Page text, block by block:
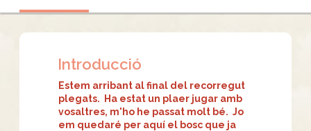
Introducció
Estem arribant al final del recorregut
plegats. Ha estat un plaer jugar amb
vosaltres, m'ho he passat molt bé. Jo
em quedaré per aquí el bosc que ja